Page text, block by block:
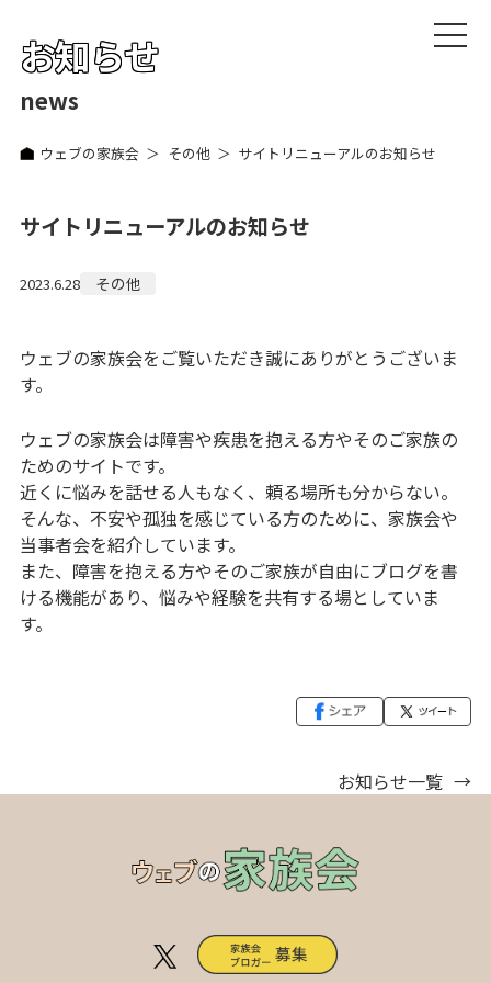
お知らせ
news
ウェブの家族会 その他 サイトリニューアルのお知らせ
サイトリニューアルのお知らせ
2023.6.28 その他
ウェブの家族会をご覧いただき誠にありがとうございま
す。
ウェブの家族会は障害や疾患を抱える方やそのご家族の
ためのサイトです。
近くに悩みを話せる人もなく、頼る場所も分からない。
そんな、不安や孤独を感じている方のために、家族会や
当事者会を紹介しています。
また、障害を抱える方やそのご家族が自由にブログを書
ける機能があり、悩みや経験を共有する場としていま
す。
お知らせ一覧